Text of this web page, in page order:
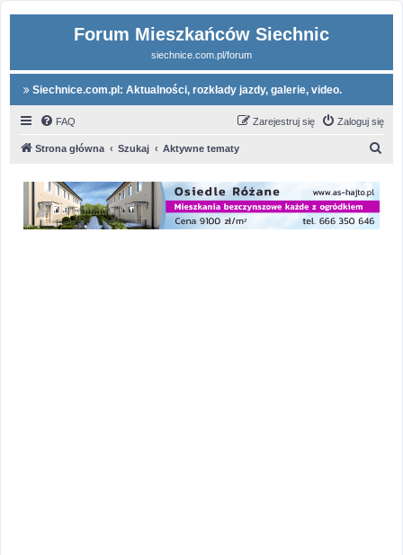
Forum Mieszkańców Siechnic
siechnice.com.pl/forum
Siechnice.com.pl: Aktualności, rozkłady jazdy, galerie, video.
FAQ Zaloguj się
Zarejestruj się
Strona główna Szukaj Aktywne tematy